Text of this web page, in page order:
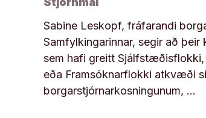
Sabine Leskopf, fráfarandi
Samfylkingarinnar, segir að þeir
sem hafi greitt Sjálfstæðisflokki,
eða Framsóknarflokki atkvæði
borgarstjórnarkosningunum, …